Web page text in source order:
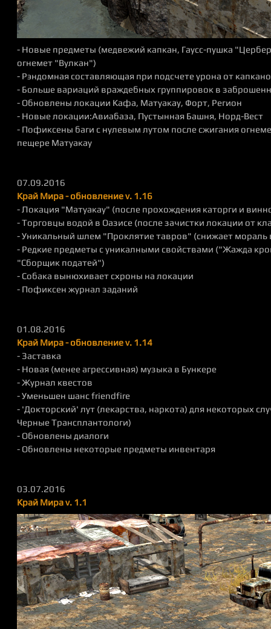
- Новые предметы (медвежий капкан, Гаусс-пушка
огнемет "Вулкан")
- Рэндомная составляющая при подсчете урона от
- Больше вариаций враждебных группировок в
- Обновлены локации Кафа, Матуакау, Форт, Регион
- Новые локации:Авиабаза, Пустынная Башня, Норд-Вест
- Пофиксены баги с нулевым лутом после сжигания
пещере Матуакау
07.09.2016
Край Мира - обновление v. 1.16
- Локация "Матуакау" (после прохождения каторги и
- Торговцы водой в Оазисе (после зачистки локации от
- Уникальный шлем "Проклятие тавров" (снижает мораль
- Редкие предметы с уникалными свойствами ("Жажда
"Сборщик податей")
- Собака вынюхивает схроны на локации
- Пофиксен журнал заданий
01.08.2016
Край Мира - обновление v. 1.14
- Заставка
- Новая (менее агрессивная) музыка в Бункере
- Журнал квестов
- Уменьшен шанс friendfire
- 'Докторский' лут (лекарства, наркота) для некоторых
Черные Трансплантологи)
- Обновлены диалоги
- Обновлены некоторые предметы инвентаря
03.07.2016
Край Мира v. 1.1